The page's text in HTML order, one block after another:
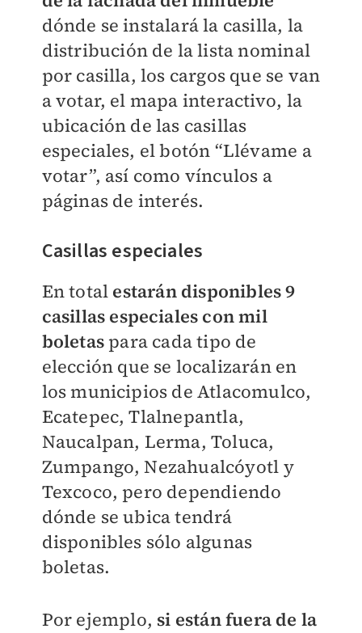
dónde se instalará la casilla, la
distribución de la lista nominal
por casilla, los cargos que se van
a votar, el mapa interactivo, la
ubicación de las casillas
especiales, el botón “Llévame a
votar”, así como vínculos a
páginas de interés.
Casillas especiales
En total estarán disponibles 9
casillas especiales con mil
boletaspara cada tipo de
elección que se localizarán en
los municipios de Atlacomulco,
Ecatepec, Tlalnepantla,
Naucalpan, Lerma, Toluca,
Zumpango, Nezahualcóyotl y
Texcoco, pero dependiendo
dónde se ubica tendrá
disponibles sólo algunas
boletas.
Por ejemplo, si están fuera de la